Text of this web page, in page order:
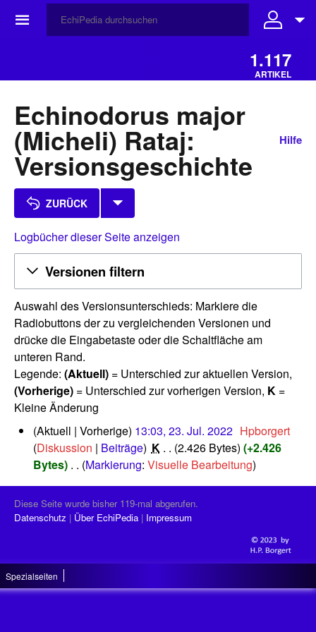
☰
1.117
ARTIKEL
Echinodorus major
(Micheli) Rataj:
Versionsgeschichte
Hilfe
ZURÜCK
Logbücher dieser Seite anzeigen
Versionen filtern
Auswahl des Versionsunterschieds: Markiere die
Radiobuttons der zu vergleichenden Versionen und
drücke die Eingabetaste oder die Schaltfläche am
unteren Rand.
Legende: (Aktuell) = Unterschied zur aktuellen Version,
(Vorherige) = Unterschied zur vorherigen Version, K =
Kleine Änderung
u
l
i
2
2
Aktuell Vorherige 13:03, 23. Jul. 2022‎ Hpborgert
Diskussion
Beiträge K 2.426 Bytes
+2.426
Bytes ‎
i
B
e
Markierung: Visuelle Bearbeitung
Diese Seite wurde bisher 119-mal abgerufen.
Datenschutz
Über EchiPedia Impressum
Spezialseiten